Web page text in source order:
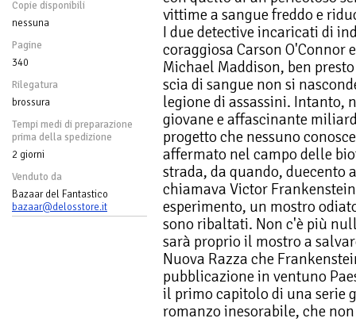
Copie disponibili
nessuna
Pagine
340
Rilegatura
brossura
Tempi medi di preparazione
prima della spedizione
2 giorni
Venduto da
Bazaar del Fantastico
bazaar@delosstore.it
vittime a sangue freddo e
I due detective incaricati di
coraggiosa Carson O'Connor
Michael Maddison, ben
scia di sangue non si
legione di assassini. Intanto,
giovane e affascinante
progetto che nessuno
affermato nel campo delle
strada, da quando, duecento
chiamava Victor
esperimento, un mostro
sono ribaltati. Non c'è più
sarà proprio il mostro a
Nuova Razza che
pubblicazione in ventuno
il primo capitolo di una serie
romanzo inesorabile, che